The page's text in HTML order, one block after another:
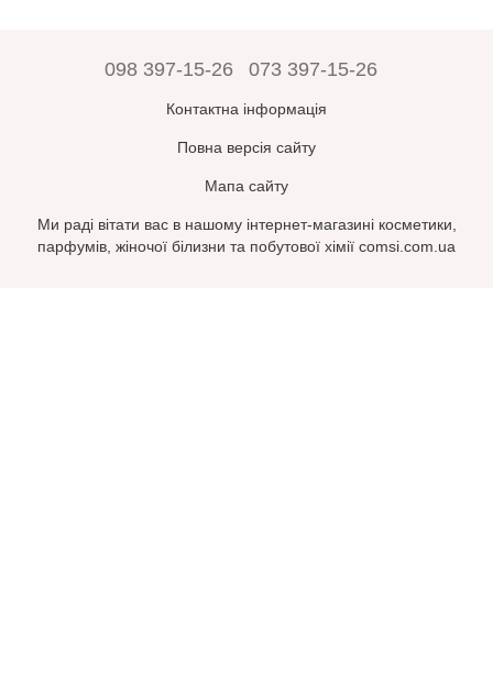
098 397-15-26 073 397-15-26
Контактна інформація
Повна версія сайту
Мапа сайту
Ми раді вітати вас в нашому інтернет-магазині косметики,
парфумів, жіночої білизни та побутової хімії comsi.com.ua